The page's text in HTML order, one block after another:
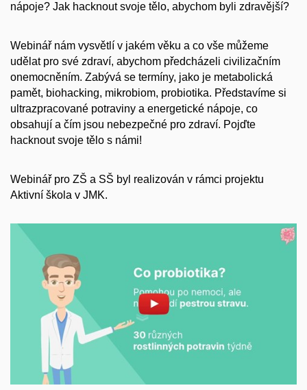
nápoje? Jak hacknout svoje tělo, abychom byli zdravější?
Webinář nám vysvětlí v jakém věku a co vše můžeme
udělat pro své zdraví, abychom předcházeli civilizačním
onemocněním. Zabývá se termíny, jako je metabolická
pamět, biohacking, mikrobiom, probiotika. Představíme si
ultrazpracované potraviny a energetické nápoje, co
obsahují a čím jsou nebezpečné pro zdraví. Pojďte
hacknout svoje tělo s námi!
Webinář pro ZŠ a SŠ byl realizován v rámci projektu
Aktivní škola v JMK.
Povolit cookies a přehrát
Otevřít na youtube.com